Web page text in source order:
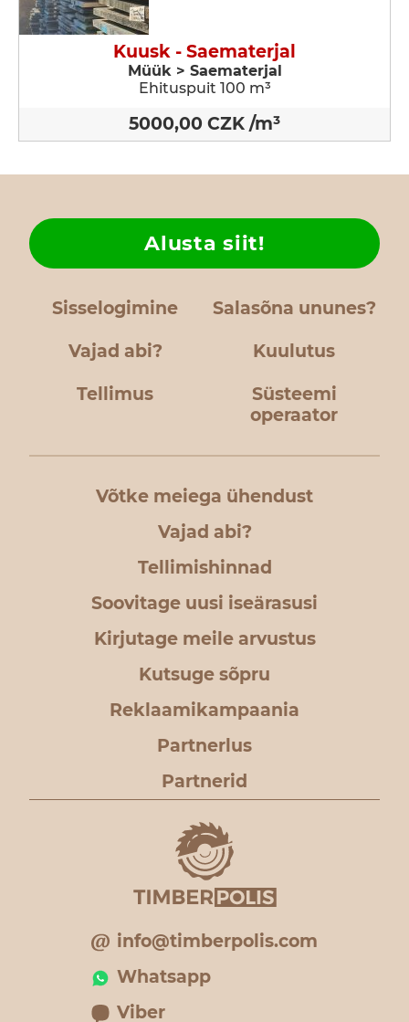
Kuusk - Saematerjal
Müük > Saematerjal
Ehituspuit 100 m³
5000,00 CZK /m³
Sisselogimine Salasõna ununes?
Vajad abi?
Alusta siit!
Kuulutus
Tellimus
Süsteemi
operaator
Võtke meiega ühendust
Vajad abi?
Tellimishinnad
Soovitage uusi iseärasusi
Kirjutage meile arvustus
Kutsuge sõpru
Reklaamikampaania
Partnerlus
Partnerid
info@timberpolis.com
Whatsapp
Viber